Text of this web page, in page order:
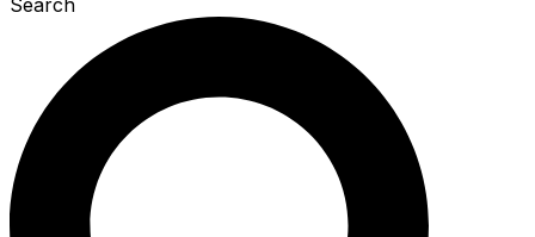
Search